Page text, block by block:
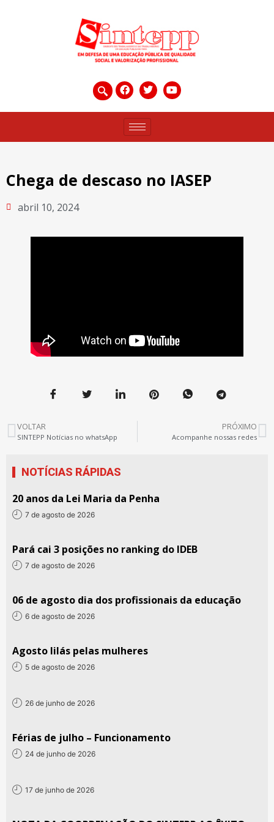
Chega de descaso no IASEP
abril 10, 2024
VOLTAR
SINTEPP Notícias no whatsApp
PRÓXIMO
Acompanhe nossas redes
NOTÍCIAS RÁPIDAS
20 anos da Lei Maria da Penha
7 de agosto de 2026
Pará cai 3 posições no ranking do IDEB
7 de agosto de 2026
06 de agosto dia dos profissionais da educação
6 de agosto de 2026
Agosto lilás pelas mulheres
5 de agosto de 2026
26 de junho de 2026
Férias de julho – Funcionamento
24 de junho de 2026
17 de junho de 2026